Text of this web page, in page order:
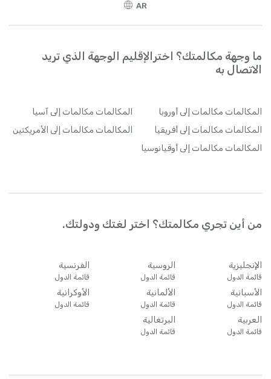
AR
ما وجهة مكالمتك؟ اخترالإقليم الوجهة الذي تريد
الاتصال به
المكالمات مكالمات إلى أوروبا المكالمات مكالمات إلى آسيا
المكالمات مكالمات إلى أفريقيا المكالمات مكالمات إلى الأمريكتين
المكالمات مكالمات إلى أوقيانوسيا
من أين تجري مكالمتك؟ اختر لغتك ودولتك.
الإنجليزية
قائمة الدول
الروسية
قائمة الدول
الفرنسية
قائمة الدول
الأسبانية
قائمة الدول
الألمانية
قائمة الدول
الأوكرانية
قائمة الدول
العربية
قائمة الدول
البرتغالية
قائمة الدول